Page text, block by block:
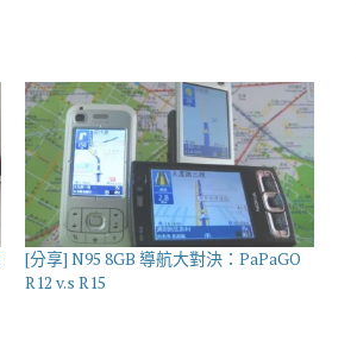
[分享] N95 8GB 導航大對決：PaPaGO
R12 v.s R15